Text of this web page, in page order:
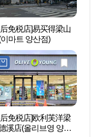
免税店]易买得梁山
이마트 양산점)
免税店]欧利芙洋梁
溪店(올리브영 양산